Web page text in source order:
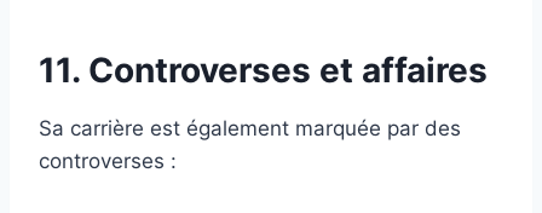
11. Controverses et affaires
Sa carrière est également marquée par des
controverses :